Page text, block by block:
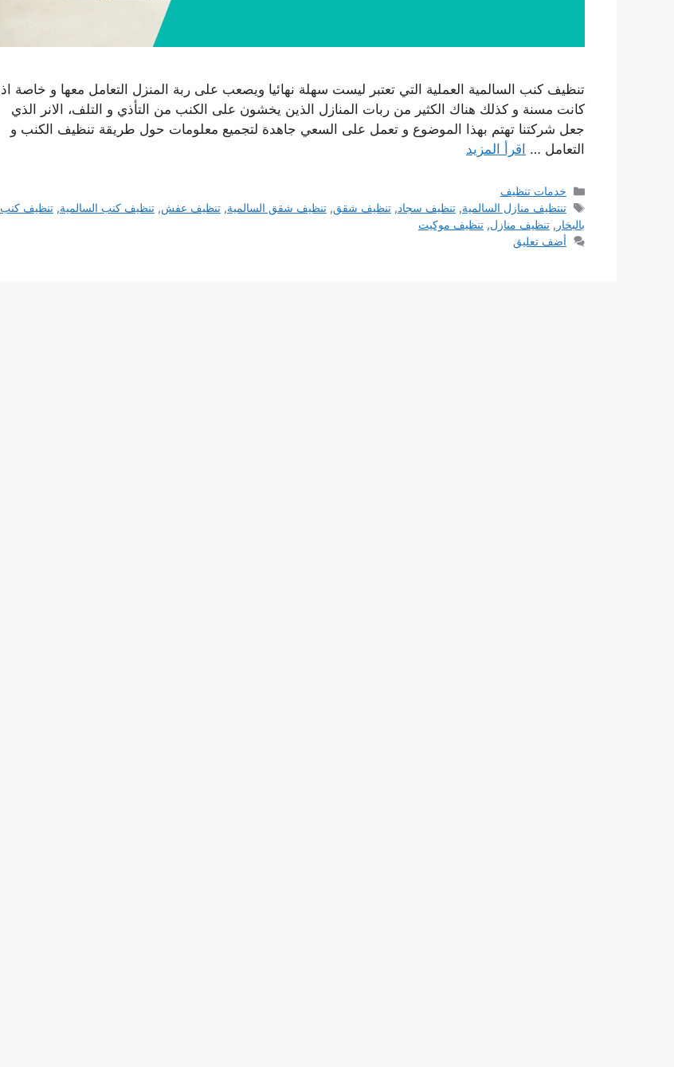
تنظيف كنب السالمية العملية التي تعتبر ليست سهلة نهائيا ويصعب على ربة المنزل التعامل معها و خاصة اذا
كانت مسنة و كذلك هناك الكثير من ربات المنازل الذين يخشون على الكنب من التأذي و التلف، الانر الذي
جعل شركتنا تهتم بهذا الموضوع و تعمل على السعي جاهدة لتجميع معلومات حول طريقة تنظيف الكنب و
التعامل … اقرأ المزيد
التصنيفات
خدمات تنظيف
الوسوم
تنتظيف منازل السالمية,تنظيف سجاد,تنظيف شقق,تنظيف شقق السالمية,تنظيف عفش,تنظيف كنب السالمية,تنظيف كنب
بالبخار , تنظيف منازل, تنظيف موكيت
أضف تعليق